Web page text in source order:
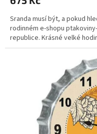
Sranda musí být, a pokud
rodinném e-shopu
republice. Krásné velké